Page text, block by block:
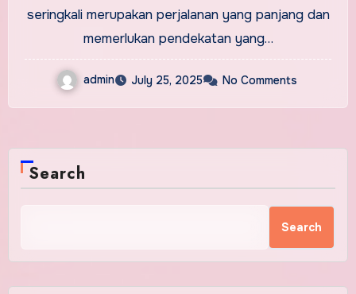
seringkali merupakan perjalanan yang panjang dan
memerlukan pendekatan yang…
admin July 25, 2025 No Comments
Search
Search